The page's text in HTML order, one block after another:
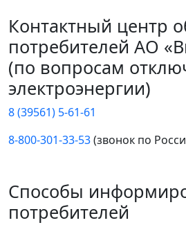
Контактный центр
потребителей АО
(по вопросам
электроэнергии)
8 (39561) 5-61-61
8-800-301-33-53(звонок по
Способы
потребителей